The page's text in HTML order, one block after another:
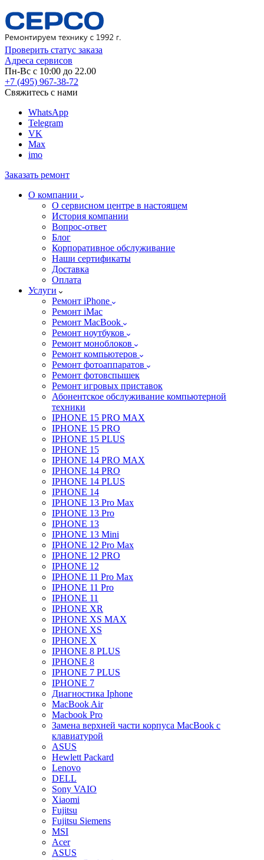
Проверить статус заказа
Адреса сервисов
Пн-Вс с 10:00 до 22.00
+7 (495) 967-38-72
Свяжитесь с нами
WhatsApp
Telegram
VK
Max
imo
Заказать ремонт
О компании
О сервисном центре в настоящем
История компании
Вопрос-ответ
Блог
Корпоративное обслуживание
Наши сертификаты
Доставка
Оплата
Услуги
Ремонт iPhone
Ремонт iMac
Ремонт MacBook
Ремонт ноутбуков
Ремонт моноблоков
Ремонт компьютеров
Ремонт фотоаппаратов
Ремонт фотовспышек
Ремонт игровых приставок
Абонентское обслуживание компьютерной
техники
IPHONE 15 PRO MAX
IPHONE 15 PRO
IPHONE 15 PLUS
IPHONE 15
IPHONE 14 PRO MAX
IPHONE 14 PRO
IPHONE 14 PLUS
IPHONE 14
IPHONE 13 Pro Max
IPHONE 13 Pro
IPHONE 13
IPHONE 13 Mini
IPHONE 12 Pro Max
IPHONE 12 PRO
IPHONE 12
IPHONE 11 Pro Max
IPHONE 11 Pro
IPHONE 11
IPHONE XR
IPHONE XS MAX
IPHONE XS
IPHONE X
IPHONE 8 PLUS
IPHONE 8
IPHONE 7 PLUS
IPHONE 7
Диагностика Iphone
MacBook Air
Macbook Pro
Замена верхней части корпуса MacBook с
клавиатурой
ASUS
Hewlett Packard
Lenovo
DELL
Sony VAIO
Xiaomi
Fujitsu
Fujitsu Siemens
MSI
Acer
ASUS